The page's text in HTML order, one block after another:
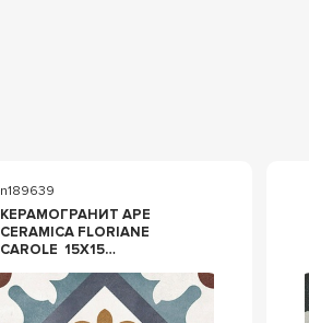
n189639
КЕРАМОГРАНИТ APE
CERAMICA FLORIANE
CAROLE 15Х15